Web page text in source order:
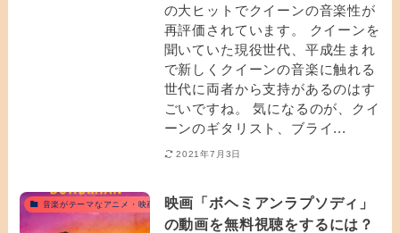
の大ヒットでクイーンの音楽性が
再評価されています。 クイーンを
聞いていた現役世代、平成生まれ
で新しくクイーンの音楽に触れる
世代に両者から支持があるのはす
ごいですね。 気になるのが、クイ
ーンのギタリスト、ブライ...
2021年7月3日
音楽がテーマなアニメ・映画
映画「ボヘミアンラプソディ」
の動画を無料視聴をするには？